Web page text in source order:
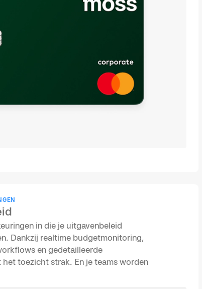
in die je uitgavenbeleid
Dankzij realtime budgetmonitoring,
en gedetailleerde
toezicht strak. En je teams worden